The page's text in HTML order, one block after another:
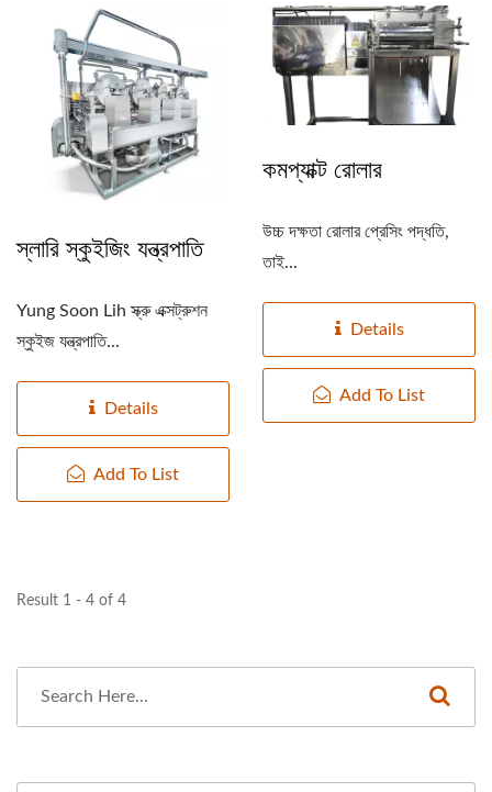
স্লারি স্কুইজিং যন্ত্রপাতি
Yung Soon Lih স্ক্রু এক্সট্রুশন
স্কুইজ যন্ত্রপাতি...
Details
Add To List
কমপ্যাক্ট রোলার
উচ্চ দক্ষতা রোলার প্রেসিং পদ্ধতি,
তাই...
Details
Add To List
Result 1 - 4 of 4